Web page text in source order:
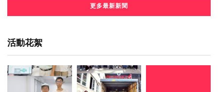
更多最新新聞
活動花絮